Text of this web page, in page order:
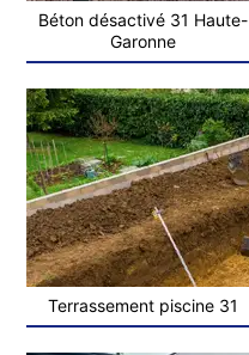
Béton désactivé 31 Haute-
Garonne
Terrassement piscine 31